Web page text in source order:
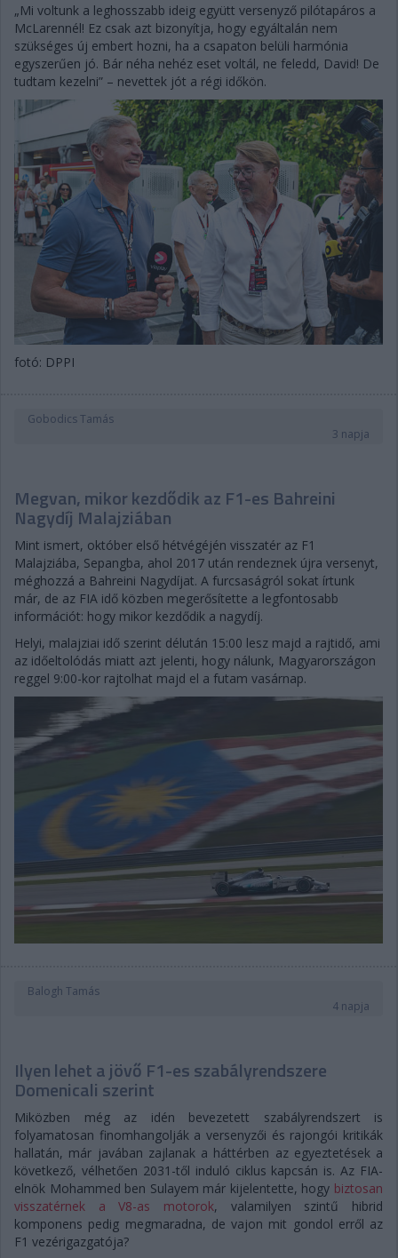
„Mi voltunk a leghosszabb ideig együtt versenyző pilótapáros a
McLarennél! Ez csak azt bizonyítja, hogy egyáltalán nem
szükséges új embert hozni, ha a csapaton belüli harmónia
egyszerűen jó. Bár néha nehéz eset voltál, ne feledd, David! De
tudtam kezelni” – nevettek jót a régi időkön.
fotó: DPPI
Gobodics Tamás
3 napja
Megvan, mikor kezdődik az F1-es Bahreini
Nagydíj Malajziában
Mint ismert, október első hétvégéjén visszatér az F1
Malajziába, Sepangba, ahol 2017 után rendeznek újra versenyt,
méghozzá a Bahreini Nagydíjat. A furcsaságról sokat írtunk
már, de az FIA idő közben megerősítette a legfontosabb
információt: hogy mikor kezdődik a nagydíj.
Helyi, malajziai idő szerint délután 15:00 lesz majd a rajtidő, ami
az időeltolódás miatt azt jelenti, hogy nálunk, Magyarországon
reggel 9:00-kor rajtolhat majd el a futam vasárnap.
Balogh Tamás
4 napja
Ilyen lehet a jövő F1-es szabályrendszere
Domenicali szerint
Miközben még az idén bevezetett szabályrendszert is
folyamatosan finomhangolják a versenyzői és rajongói kritikák
hallatán, már javában zajlanak a háttérben az egyeztetések a
következő, vélhetően 2031-től induló ciklus kapcsán is. Az FIA-
elnök Mohammed ben Sulayem már kijelentette, hogy biztosan
visszatérnek a V8-as motorok, valamilyen szintű hibrid
komponens pedig megmaradna, de vajon mit gondol erről az
F1 vezérigazgatója?